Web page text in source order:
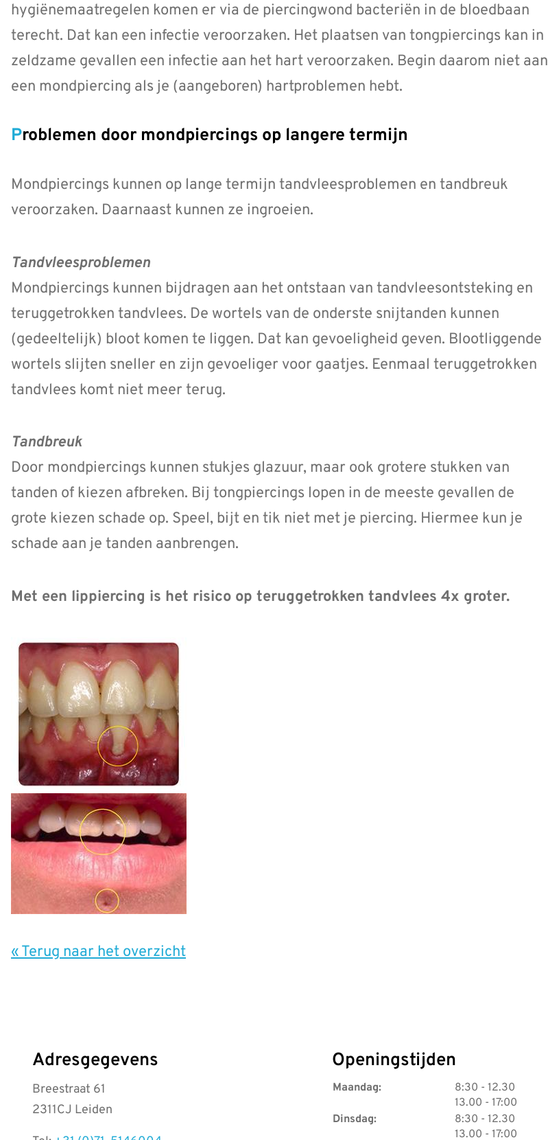
hygiënemaatregelen komen er via de piercingwond bacteriën in de bloedbaan
terecht. Dat kan een infectie veroorzaken. Het plaatsen van tongpiercings kan in
zeldzame gevallen een infectie aan het hart veroorzaken. Begin daarom niet aan
een mondpiercing als je (aangeboren) hartproblemen hebt.
Problemen door mondpiercings op langere termijn
Mondpiercings kunnen op lange termijn tandvleesproblemen en tandbreuk
veroorzaken. Daarnaast kunnen ze ingroeien.
Tandvleesproblemen
Mondpiercings kunnen bijdragen aan het ontstaan van tandvleesontsteking en
teruggetrokken tandvlees. De wortels van de onderste snijtanden kunnen
(gedeeltelijk) bloot komen te liggen. Dat kan gevoeligheid geven. Blootliggende
wortels slijten sneller en zijn gevoeliger voor gaatjes. Eenmaal teruggetrokken
tandvlees komt niet meer terug.
Tandbreuk
Door mondpiercings kunnen stukjes glazuur, maar ook grotere stukken van
tanden of kiezen afbreken. Bij tongpiercings lopen in de meeste gevallen de
grote kiezen schade op. Speel, bijt en tik niet met je piercing. Hiermee kun je
schade aan je tanden aanbrengen.
Met een lippiercing is het risico op teruggetrokken tandvlees 4x groter.
« Terug naar het overzicht
Adresgegevens
Breestraat 61
2311CJ Leiden
Openingstijden
Maandag: 8:30 t
o
t
- 12.30
13.00 t
o
t
- 17:00
Dinsdag:
8:30 t
o
- 12.30
13.00 t- 17:00